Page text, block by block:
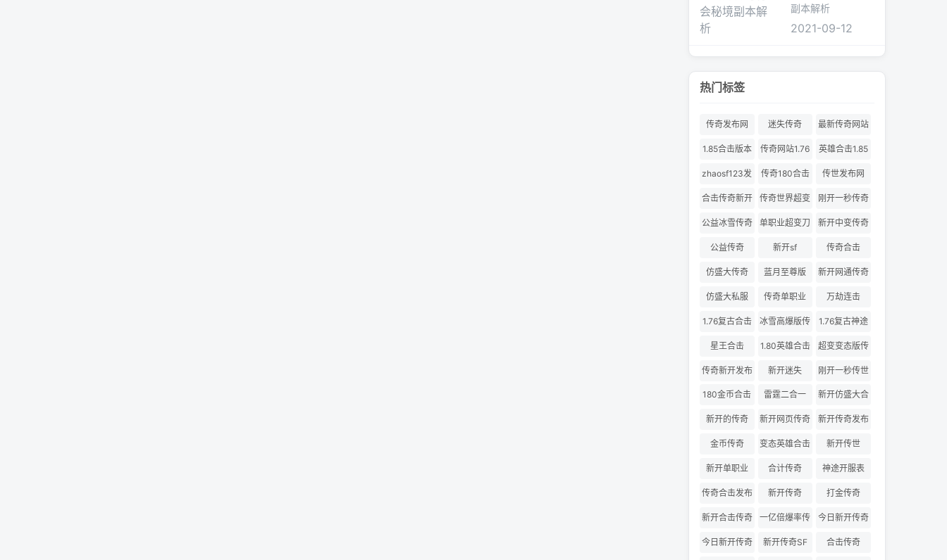
副本解析
2021-09-12
热门标签
传奇发布网 迷失传奇 最新传奇网站
1.85合击版本 传奇网站1.76
英雄合击1.85
合击
zhaosf123发
布网
传奇180合击 传世发布网
合击传奇新开
服
传奇世界超变
刚开一秒传奇
180合击
公益冰雪传奇
单职业超变刀
刀切割
新开中变传奇
公益传奇 新开sf 传奇合击
仿盛大传奇 蓝月至尊版 新开网通传奇
仿盛大私服 传奇单职业 万劫连击
1.76复古合击
冰雪高爆版传
奇
1.76复古神途
星王合击 1.80英雄合击
超变变态版传
奇
传奇新开发布 新开迷失 刚开一秒传世
180金币合击 雷霆二合一
新开仿盛大合
击
新开的传奇 新开网页传奇 新开传奇发布
金币传奇 变态英雄合击 新开传世
新开单职业 合计传奇 神途开服表
传奇合击发布
网
新开传奇 打金传奇
新开合击传奇
一亿倍爆率传
奇
今日新开传奇
三私服
今日新开传奇 新开传奇SF 合击传奇